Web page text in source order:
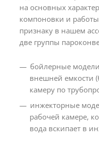
на основных
компоновки и
признаку в нашем
две группы
бойлерные
внешней емкости
камеру по
инжекторные
рабочей камере,
вода вскипает в